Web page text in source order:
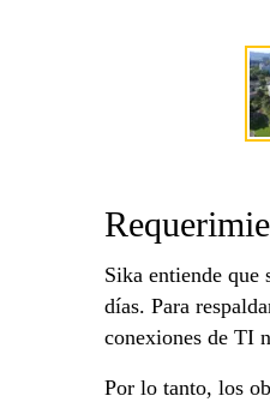
Sika entiende que
días. Para
conexiones de TI
Por lo tanto, los